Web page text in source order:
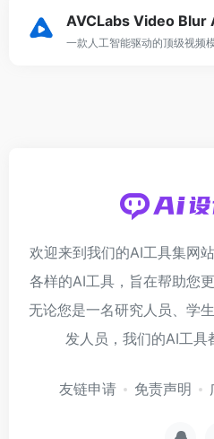
AVCLabs Video Blur
一款人工智能驱动的顶级视频
欢迎来到我们的AI工具集网
各样的AI工具，旨在帮助您
无论您是一名研究人员、学
发人员，我们的AI工具
友链申请 免责声明